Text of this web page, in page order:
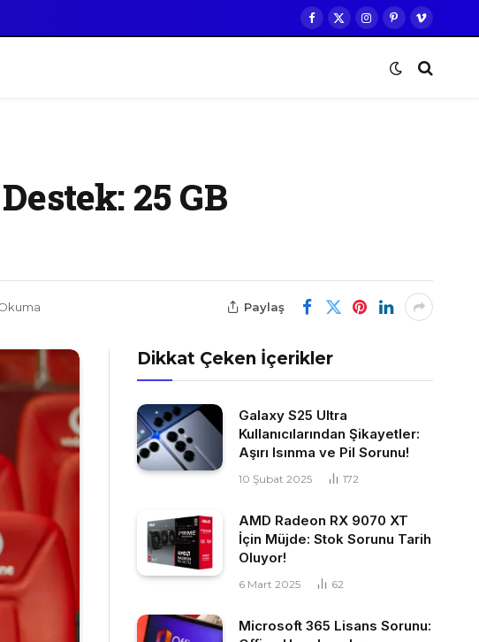
Facebook
X
Instagram
Pinterest
Vimeo
25 GB
Paylaş
Dikkat Çeken İçerikler
Galaxy S25 Ultra
Kullanıcılarından Şikayetler:
Aşırı Isınma ve Pil Sorunu!
10 Şubat 2025 172
AMD Radeon RX 9070 XT
İçin Müjde: Stok Sorunu Tarih
Oluyor!
6 Mart 2025 62
Microsoft 365 Lisans Sorunu: